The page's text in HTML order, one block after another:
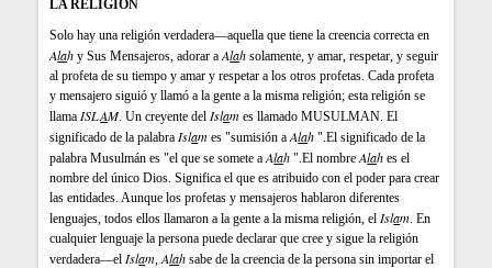
LA RELIGIÓN
Solo hay una religión verdadera—aquella que tiene la creencia correcta en
Alah y Sus Mensajeros, adorar aAlah solamente, y amar, respetar, y seguir
al profeta de su tiempo y amar y respetar a los otros profetas. Cada profeta
y mensajero siguió y llamó a la gente a la misma religión; esta religión se
llamaISLAM. Un creyente delIslames llamado MUSULMAN. El
significado de la palabraIslam es "sumisión a Alah ".El significado de la
palabra Musulmán es "el que se somete a Alah ".El nombreAlah es el
nombre del único Dios. Significa el que es atribuido con el poder para crear
las entidades. Aunque los profetas y mensajeros hablaron diferentes
lenguajes, todos ellos llamaron a la gente a la misma religión, elIslam. En
cualquier lenguaje la persona puede declarar que cree y sigue la religión
verdadera—elIslam,Alah sabe de la creencia de la persona sin importar el